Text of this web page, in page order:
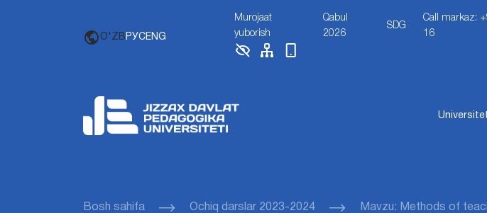
O'ZB РУСENG
Murojaat
yuborish
Qabul
2026
SDG
Call markaz:
16
Bosh sahifa Ochiq darslar 2023-2024 Mavzu: Methods of